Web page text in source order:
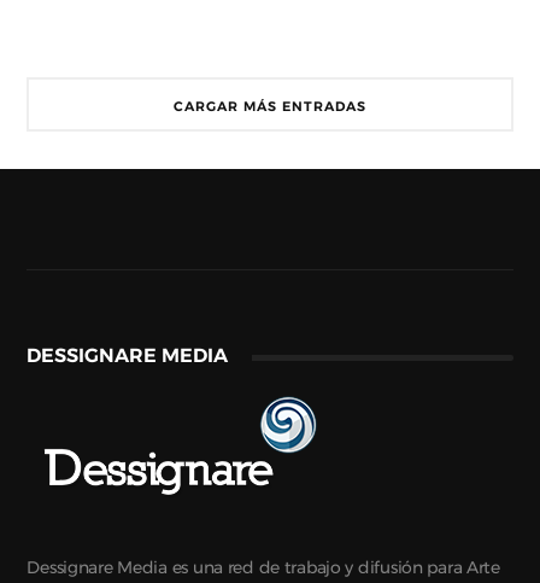
CARGAR MÁS ENTRADAS
DESSIGNARE MEDIA
Dessignare Media es una red de trabajo y difusión para Arte